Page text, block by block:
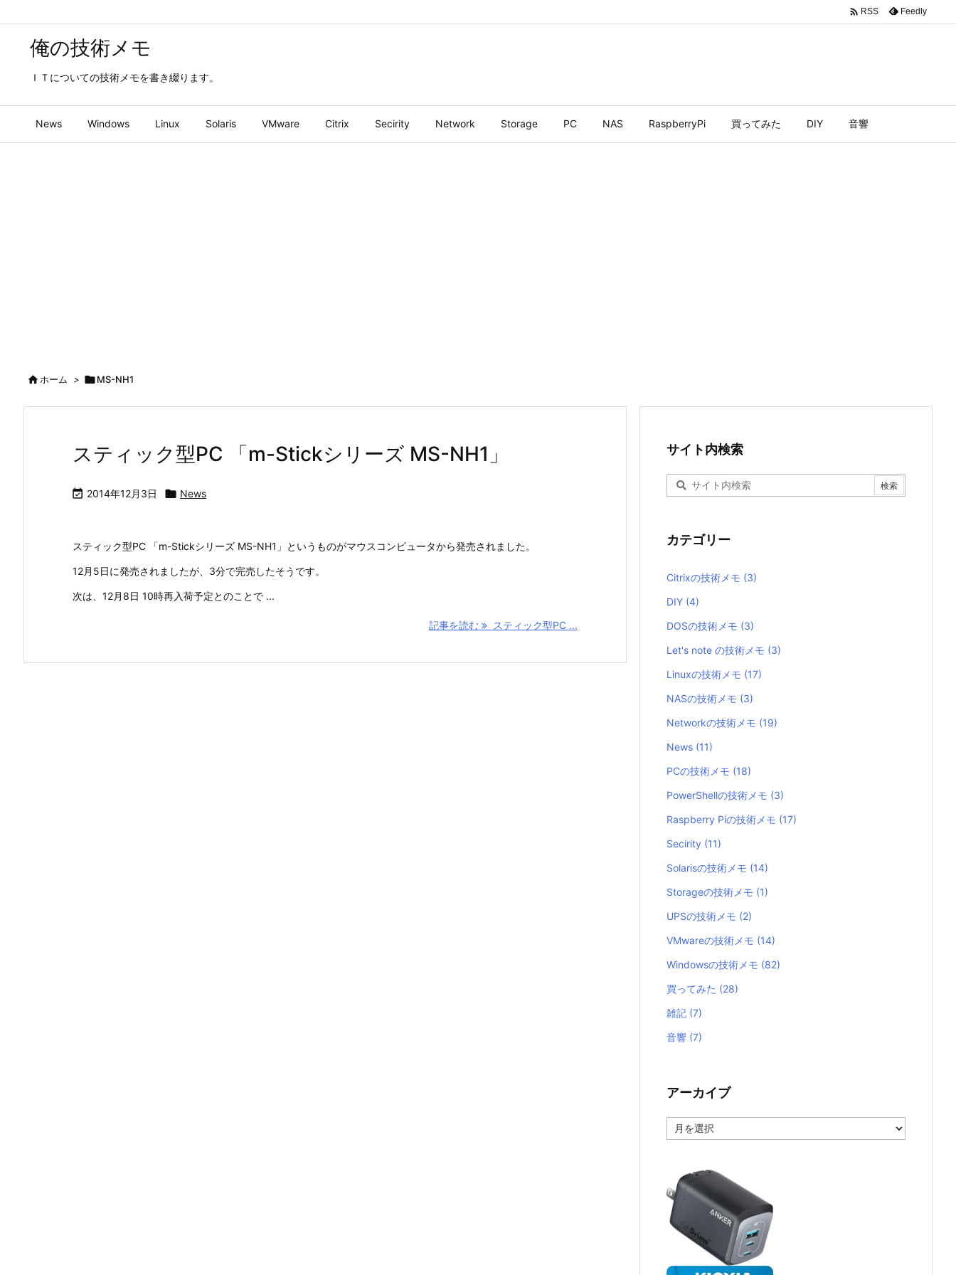
俺の技術メモ
ＩＴについての技術メモを書き綴ります。
News Windows Linux Solaris VMware Citrix Secirity Network Storage PC NAS RaspberryPi 買ってみた DIY 音響
 RSS Feedly
ホーム > MS-NH1
スティック型PC 「m-Stickシリーズ MS-NH1」
 2014年12月3日  News
スティック型PC 「m-Stickシリーズ MS-NH1」というものがマウスコンピュータから発売されました。
12月5日に発売されましたが、3分で完売したそうです。
次は、12月8日 10時再入荷予定とのことで ...
記事を読む スティック型PC ...
サイト内検索
カテゴリー
Citrixの技術メモ (3)
DIY (4)
DOSの技術メモ (3)
Let's note の技術メモ (3)
Linuxの技術メモ (17)
NASの技術メモ (3)
Networkの技術メモ (19)
News (11)
PCの技術メモ (18)
PowerShellの技術メモ (3)
Raspberry Piの技術メモ (17)
Secirity (11)
Solarisの技術メモ (14)
Storageの技術メモ (1)
UPSの技術メモ (2)
VMwareの技術メモ (14)
Windowsの技術メモ (82)
買ってみた (28)
雑記 (7)
音響 (7)
アーカイブ
ー